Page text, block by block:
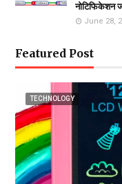
नोटिफिकेशन
June 28,
Featured Post
TECHNOLOGY